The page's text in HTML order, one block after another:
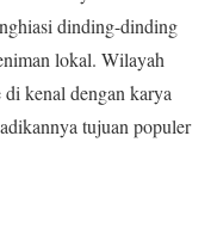
dinding-dinding
lokal. Wilayah
kenal dengan karya
tujuan populer